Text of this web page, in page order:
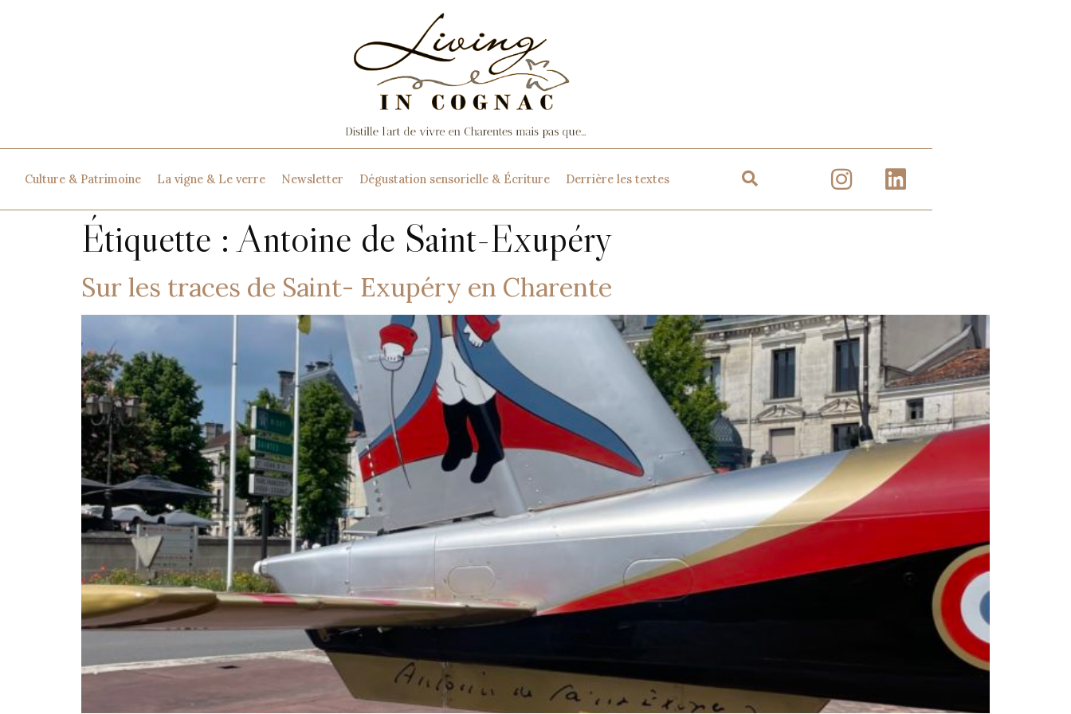
Culture & Patrimoine La vigne & Le verre Newsletter Dégustation sensorielle & Écriture Derrière les textes
Étiquette :Antoine de Saint-Exupéry
Sur les traces de Saint- Exupéry en Charente